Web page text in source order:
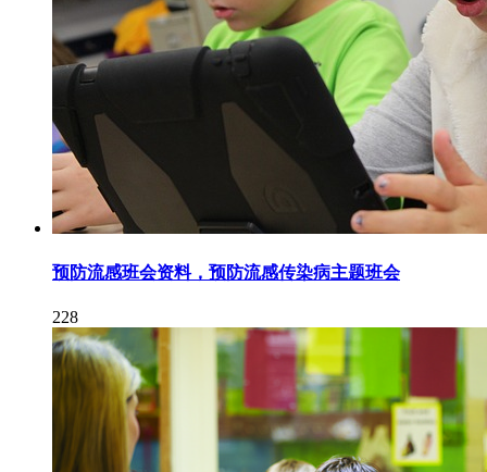
预防流感班会资料，预防流感传染病主题班会
228